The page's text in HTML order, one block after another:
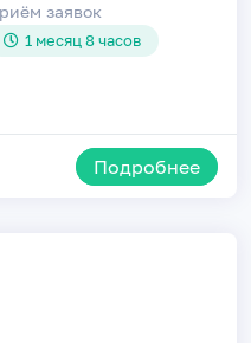
заявок
1 месяц 8 часов
Подробнее